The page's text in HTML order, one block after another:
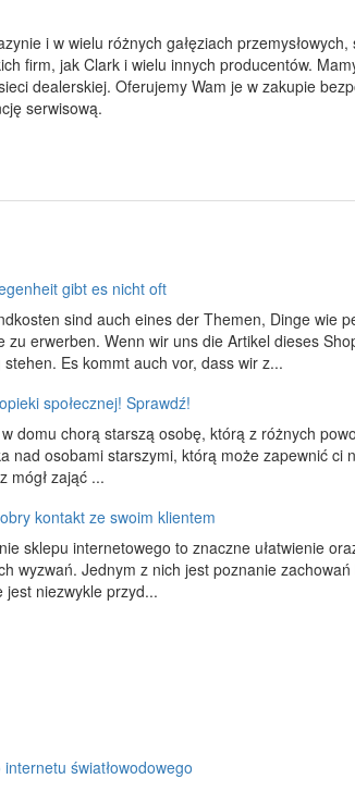
i w wielu różnych gałęziach
firm, jak Clark i wielu innych producentów.
dealerskiej. Oferujemy Wam je w zakupie
serwisową.
gibt es nicht oft
sind auch eines der Themen, Dinge wie
zu erwerben. Wenn wir uns die Artikel dieses
stehen. Es kommt auch vor, dass wir z...
społecznej! Sprawdź!
domu chorą starszą osobę, którą z różnych
nad osobami starszymi, którą może zapewnić ci
mógł zająć ...
kontakt ze swoim klientem
sklepu internetowego to znaczne ułatwienie
wyzwań. Jednym z nich jest poznanie
jest niezwykle przyd...
światłowodowego